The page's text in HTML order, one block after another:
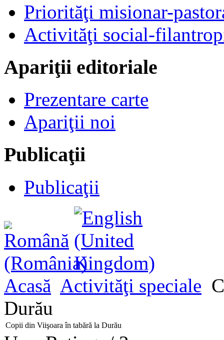
Priorităţi misionar-
Activităţi social-
Apariţii editoriale
Prezentare carte
Apariţii noi
Publicaţii
Publicaţii
Acasă Activităţi speciale
Durău
Copii din Viişoara în tabără la Durău